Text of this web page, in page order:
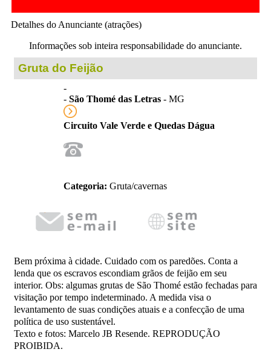
Detalhes do Anunciante (atrações)
Informações sob inteira responsabilidade do anunciante.
Gruta do Feijão
-
- São Thomé das Letras - MG
Circuito Vale Verde e Quedas Dágua
Categoria: Gruta/cavernas
Bem próxima à cidade. Cuidado com os paredões. Conta a
lenda que os escravos escondiam grãos de feijão em seu
interior. Obs: algumas grutas de São Thomé estão fechadas para
visitação por tempo indeterminado. A medida visa o
levantamento de suas condições atuais e a confecção de uma
política de uso sustentável.
Texto e fotos: Marcelo JB Resende. REPRODUÇÃO
PROIBIDA.